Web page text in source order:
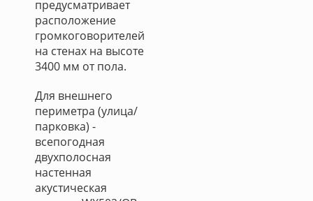
предусматривает
расположение
громкоговорителей
на стенах на высоте
3400 мм от пола.
Для внешнего
периметра (улица/
парковка) -
всепогодная
двухполосная
настенная
акустическая